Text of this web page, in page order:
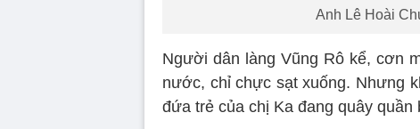
Anh Lê Hoài
Người dân làng Vũng Rô kể, cơn
nước, chỉ chực sạt xuống. Nhưng
đứa trẻ của chị Ka đang quây